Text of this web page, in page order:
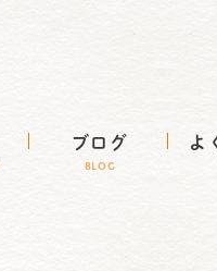
ブログ
BLOG
よ